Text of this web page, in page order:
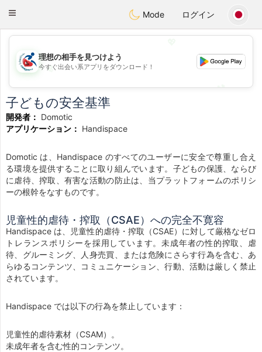
Handi Space
Toggle
Mode ログイン
💖
💕
💕
理想の相手を見つけよう
今すぐ出会い系アプリをダウンロード！
子どもの安全基準
開発者： Domotic
アプリケーション： Handispace
Domotic は、Handispace のすべてのユーザーに安全で尊重し合え
る環境を提供することに取り組んでいます。子どもの保護、ならび
に虐待、搾取、有害な活動の防止は、当プラットフォームのポリシ
ーの根幹をなすものです。
児童性的虐待・搾取（CSAE）への完全不寛容
Handispace は、児童性的虐待・搾取（CSAE）に対して厳格なゼロ
トレランスポリシーを採用しています。未成年者の性的搾取、虐
待、グルーミング、人身売買、または危険にさらす行為を含む、あ
らゆるコンテンツ、コミュニケーション、行動、活動は厳しく禁止
されています。
Handispace では以下の行為を禁止しています：
児童性的虐待素材（CSAM）。
未成年者を含む性的コンテンツ。